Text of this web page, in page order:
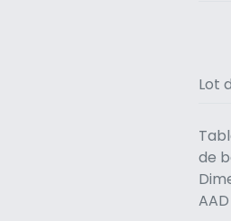
Lot
de
AAD